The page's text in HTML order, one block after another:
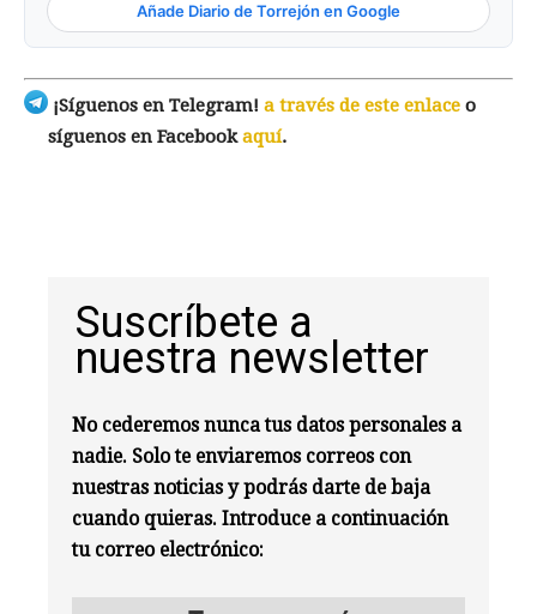
Añade Diario de Torrejón en Google
¡Síguenos en Telegram! a través de este enlace o
síguenos en Facebookaquí.
Suscríbete a
nuestra newsletter
No cederemos nunca tus datos personales a
nadie. Solo te enviaremos correos con
nuestras noticias y podrás darte de baja
cuando quieras. Introduce a continuación
tu correo electrónico: